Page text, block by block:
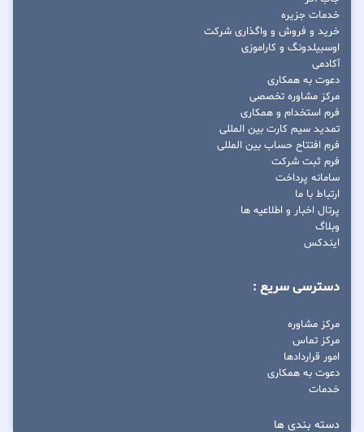
خدمات جزیره
خرید و فروش و واگذاری شرکت
اوسبیلدونگ و کاراموزی
آکادمی
دعوت به همکاری
مرکز مشاوره تخصصی
فرم استخدام و همکاری
تمدید سیم کارت بین المللی
فرم افتتاح حساب بین المللی
فرم ثبت شرکت
سامانه پرداخت
ارتباط با ما
پرتال اخبار و اطلاعیه ها
وبلاگ
ایندکس
دسترسی سریع :
مرکز مشاوره
مرکز تماس
امور قراردادها
دعوت به همکاری
خدمات
دسته بندی ها